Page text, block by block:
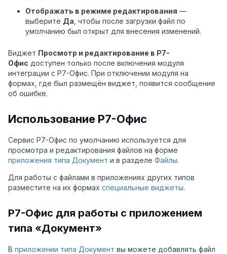
Отображать в режиме редактирования —
выберите Да , чтобы после загрузки файл по
умолчанию был открыт для внесения изменений.
Виджет Просмотр и редактирование в Р7-
Офис доступен только после включения модуля
интеграции с Р7-Офис. При отключении модуля на
формах, где был размещён виджет, появится сообщение
об ошибке.
Использование Р7-Офис
Сервис Р7-Офис по умолчанию используется для
просмотра и редактирования файлов на форме
приложения типа Документ и в разделе Файлы.
Для работы с файлами в приложениях других типов
разместите на их формах специальные виджеты.
Р7-Офис для работы с приложением
типа «Документ»
В приложении типа Документ вы можете добавлять файл